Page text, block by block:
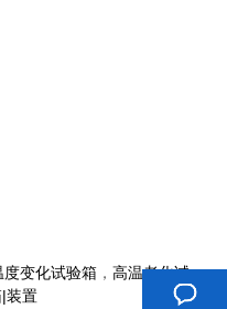
度变化试验箱 ， 高温老化试
装置